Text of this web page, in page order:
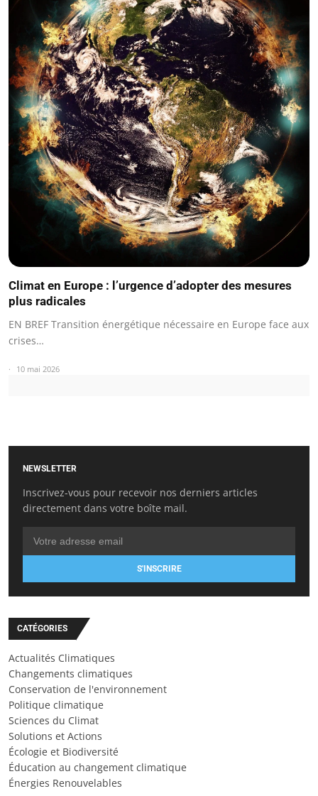
Climat en Europe : l’urgence d’adopter des mesures
plus radicales
EN BREF Transition énergétique nécessaire en Europe face aux
crises…
10 mai 2026
NEWSLETTER
Inscrivez-vous pour recevoir nos derniers articles
directement dans votre boîte mail.
S'INSCRIRE
CATÉGORIES
Actualités Climatiques
Changements climatiques
Conservation de l'environnement
Politique climatique
Sciences du Climat
Solutions et Actions
Écologie et Biodiversité
Éducation au changement climatique
Énergies Renouvelables